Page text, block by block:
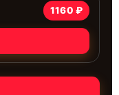
1160 ₽